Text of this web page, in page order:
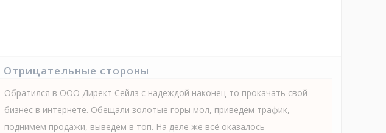
Отрицательные стороны
Обратился в ООО Директ Сейлз с надеждой наконец-то прокачать свой
бизнес в интернете. Обещали золотые горы мол, приведём трафик,
поднимем продажи, выведем в топ. На деле же всё оказалось